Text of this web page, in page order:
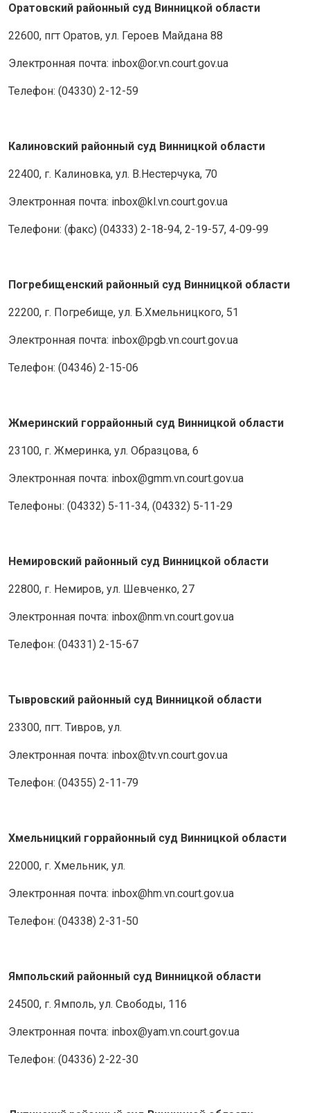
Оратовский районный суд Винницкой области
22600, пгт Оратов, ул. Героев Майдана 88
Электронная почта: inbox@or.vn.court.gov.ua
Телефон: (04330) 2-12-59
Калиновский районный суд Винницкой области
22400, г. Калиновка, ул. В.Нестерчука, 70
Электронная почта: inbox@kl.vn.court.gov.ua
Телефони: (факс) (04333) 2-18-94, 2-19-57, 4-09-99
Погребищенский районный суд Винницкой области
22200, г. Погребище, ул. Б.Хмельницкого, 51
Электронная почта: inbox@pgb.vn.court.gov.ua
Телефон: (04346) 2-15-06
Жмеринский горрайонный суд Винницкой области
23100, г. Жмеринка, ул. Образцова, 6
Электронная почта: inbox@gmm.vn.court.gov.ua
Телефоны: (04332) 5-11-34, (04332) 5-11-29
Немировский районный суд Винницкой области
22800, г. Немиров, ул. Шевченко, 27
Электронная почта: inbox@nm.vn.court.gov.ua
Телефон: (04331) 2-15-67
Тывровский районный суд Винницкой области
23300, пгт. Тивров, ул.
Электронная почта: inbox@tv.vn.court.gov.ua
Телефон: (04355) 2-11-79
Хмельницкий горрайонный суд Винницкой области
22000, г. Хмельник, ул.
Электронная почта: inbox@hm.vn.court.gov.ua
Телефон: (04338) 2-31-50
Ямпольский районный суд Винницкой области
24500, г. Ямполь, ул. Свободы, 116
Электронная почта: inbox@yam.vn.court.gov.ua
Телефон: (04336) 2-22-30